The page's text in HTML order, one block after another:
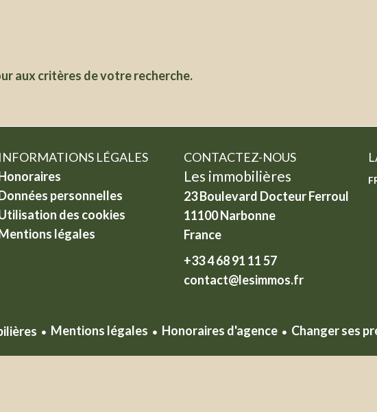
aux critères de votre recherche.
INFORMATIONS LÉGALES
personnelles
des cookies
légales
CONTACTEZ-NOUS
Les immobilières
23 Boulevard Docteur Ferroul
11100Narbonne
France
+33 4 68 91 11 57
contact@lesimmos.fr
Mentions légales Honoraires d'agence Changer ses